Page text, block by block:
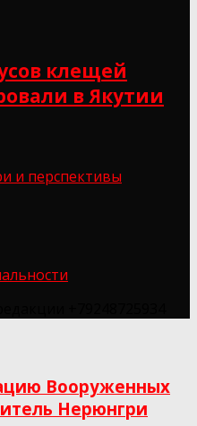
клещей
в Якутии
и перспективы
Вооруженных
Нерюнгри